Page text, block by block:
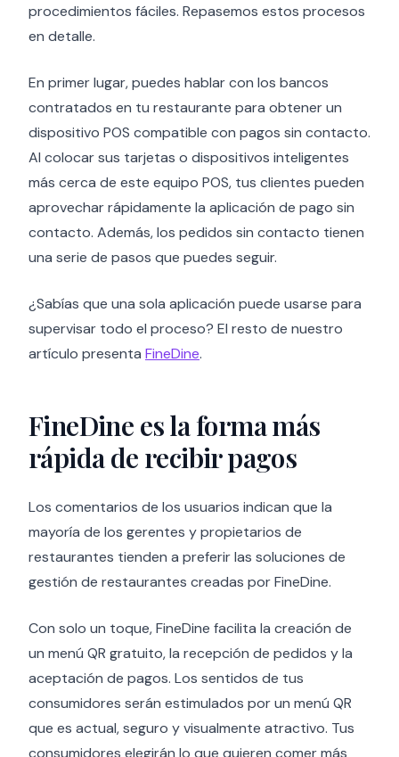
procedimientos fáciles. Repasemos estos procesos
en detalle.
En primer lugar, puedes hablar con los bancos
contratados en tu restaurante para obtener un
dispositivo POS compatible con pagos sin contacto.
Al colocar sus tarjetas o dispositivos inteligentes
más cerca de este equipo POS, tus clientes pueden
aprovechar rápidamente la aplicación de pago sin
contacto. Además, los pedidos sin contacto tienen
una serie de pasos que puedes seguir.
¿Sabías que una sola aplicación puede usarse para
supervisar todo el proceso? El resto de nuestro
artículo presenta FineDine.
FineDine es la forma más
rápida de recibir pagos
Los comentarios de los usuarios indican que la
mayoría de los gerentes y propietarios de
restaurantes tienden a preferir las soluciones de
gestión de restaurantes creadas por FineDine.
Con solo un toque, FineDine facilita la creación de
un menú QR gratuito, la recepción de pedidos y la
aceptación de pagos. Los sentidos de tus
consumidores serán estimulados por un menú QR
que es actual, seguro y visualmente atractivo. Tus
consumidores elegirán lo que quieren comer más